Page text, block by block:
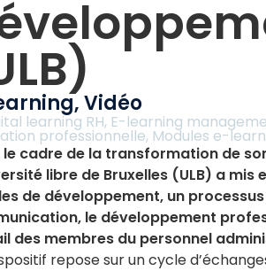
,Vidéo
learning RH, E-learning
professionnelle, Modules e-
le cadre de la transformation de
libre de Bruxelles (ULB) a
de développement, un
le développement
des membres du personnel
repose sur un cycle